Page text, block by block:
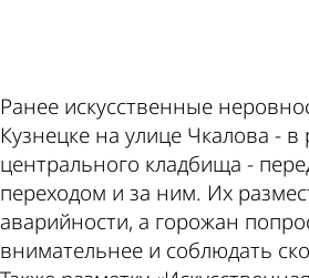
Ранее искусственные
Кузнецке на улице Чкалова - в
центрального кладбища -
переходом и за ним. Их
аварийности, а горожан
внимательнее и соблюдать